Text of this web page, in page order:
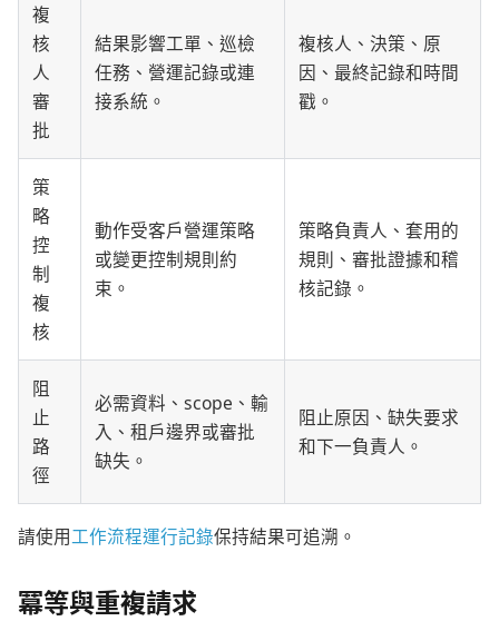
複
核
人
審
批
結果影響工單、巡檢
任務、營運記錄或連
接系統。
複核人、決策、原
因、最終記錄和時間
戳。
策
略
控
制
複
核
動作受客戶營運策略
或變更控制規則約
束。
策略負責人、套用的
規則、審批證據和稽
核記錄。
阻
止
路
徑
必需資料、scope、輸
入、租戶邊界或審批
缺失。
阻止原因、缺失要求
和下一負責人。
請使用工作流程運行記錄保持結果可追溯。
冪等與重複請求